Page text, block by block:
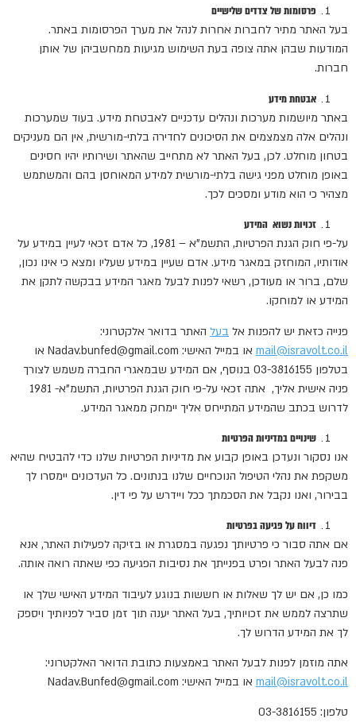
פרסומות של צדדים שלישיים
בעל האתר מתיר לחברות אחרות לנהל את מערך הפרסומות באתר.
המודעות שבהן אתה צופה בעת השימוש מגיעות ממחשביהן של אותן
חברות.
אבטחת מידע
באתר מיושמות מערכות ונהלים עדכניים לאבטחת מידע. בעוד שמערכות
ונהלים אלה מצמצמים את הסיכונים לחדירה בלתי-מורשית, אין הם מעניקים
בטחון מוחלט. לכן, בעל האתר לא מתחייב שהאתר ושירותיו יהיו חסינים
באופן מוחלט מפני גישה בלתי-מורשית למידע המאוחסן בהם והמשתמש
מצהיר כי הוא מודע ומסכים לכך.
זכויות נשוא המידע
על-פי חוק הגנת הפרטיות, התשמ"א – 1981, כל אדם זכאי לעיין במידע על
אודותיו, המוחזק במאגר מידע. אדם שעיין במידע שעליו ומצא כי אינו נכון,
שלם, ברור או מעודכן, רשאי לפנות לבעל מאגר המידע בבקשה לתקן את
המידע או למוחקו.
פנייה כזאת יש להפנות אל בעל האתר בדואר אלקטרוני:
mail@isravolt.co.il
או במייל האישי: Nadav.bunfed@gmail.com או
בטלפון 03-3816155 בנוסף, אם המידע שבמאגרי החברה משמש לצורך
פניה אישית אליך, אתה זכאי על-פי חוק הגנת הפרטיות, התשמ"א- 1981
לדרוש בכתב שהמידע המתייחס אליך יימחק ממאגר המידע.
שינויים במדיניות הפרטיות
אנו נסקור ונעדכן באופן קבוע את מדיניות הפרטיות שלנו כדי להבטיח שהיא
משקפת את נהלי הטיפול הנוכחיים שלנו בנתונים. כל העדכונים יימסרו לך
בבירור, ואנו נקבל את הסכמתך ככל ויידרש על פי דין.
דיווח על פגיעה בפרטיות
אם אתה סבור כי פרטיותך נפגעה במסגרת או בזיקה לפעילות האתר, אנא
פנה לבעל האתר ופרט בפנייתך את נסיבות הפגיעה כפי שאתה רואה אותה.
כמו כן, אם יש לך שאלות או חששות בנוגע לעיבוד המידע האישי שלך או
שתרצה לממש את זכויותיך, בעל האתר יענה תוך זמן סביר לפניותיך ויספק
לך את המידע הדרוש לך.
אתה מוזמן לפנות לבעל האתר באמצעות כתובת הדואר האלקטרוני:
mail@isravolt.co.il או במייל האישי: Nadav.Bunfed@gmail.com
טלפון: 03-3816155